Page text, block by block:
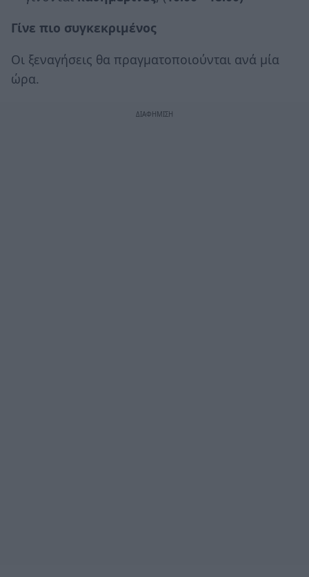
Γίνε πιο συγκεκριμένος
Οι ξεναγήσεις θα πραγματοποιούνται ανά μία
ώρα.